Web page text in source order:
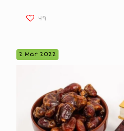
49
2 Mar 2022